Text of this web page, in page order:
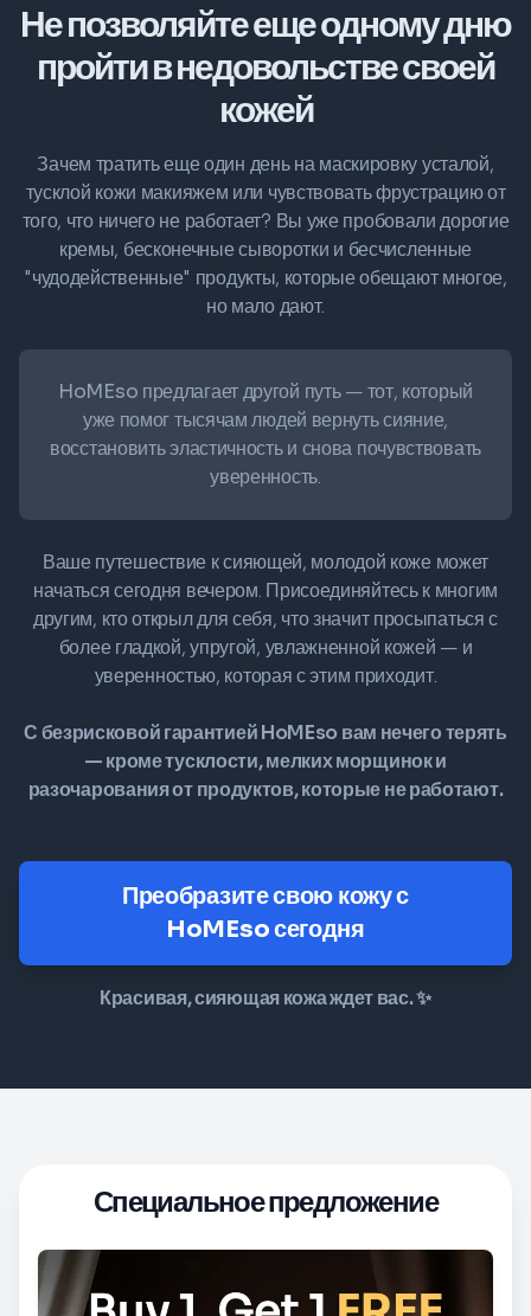
Не позволяйте еще одному дню
пройти в недовольстве своей
кожей
Зачем тратить еще один день на маскировку усталой,
тусклой кожи макияжем или чувствовать фрустрацию от
того, что ничего не работает? Вы уже пробовали дорогие
кремы, бесконечные сыворотки и бесчисленные
"чудодейственные" продукты, которые обещают многое,
но мало дают.
HoMEso предлагает другой путь— тот, который
уже помог тысячам людей вернуть сияние,
восстановить эластичность и снова почувствовать
уверенность.
Ваше путешествие к сияющей, молодой коже может
начаться сегодня вечером. Присоединяйтесь к многим
другим, кто открыл для себя, что значит просыпаться с
более гладкой, упругой, увлажненной кожей — и
уверенностью, которая с этим приходит.
С безрисковой гарантией HoMEso вам нечего терять
— кроме тусклости, мелких морщинок и
разочарования от продуктов, которые не работают.
Преобразите свою кожу с
HoMEso сегодня
Красивая, сияющая кожа ждет вас. ✨
Специальное предложение